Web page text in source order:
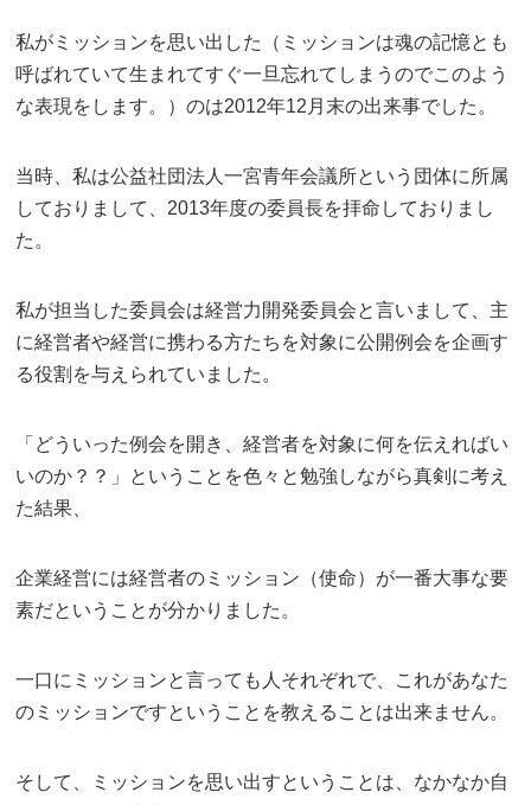
私がミッションを思い出した（ミッションは魂の記憶とも
呼ばれていて生まれてすぐ一旦忘れてしまうのでこのよう
な表現をします。）のは2012年12月末の出来事でした。
当時、私は公益社団法人一宮青年会議所という団体に所属
しておりまして、2013年度の委員長を拝命しておりまし
た。
私が担当した委員会は経営力開発委員会と言いまして、主
に経営者や経営に携わる方たちを対象に公開例会を企画す
る役割を与えられていました。
「どういった例会を開き、経営者を対象に何を伝えればい
いのか？？」ということを色々と勉強しながら真剣に考え
た結果、
企業経営には経営者のミッション（使命）が一番大事な要
素だということが分かりました。
一口にミッションと言っても人それぞれで、これがあなた
のミッションですということを教えることは出来ません。
そして、ミッションを思い出すということは、なかなか自